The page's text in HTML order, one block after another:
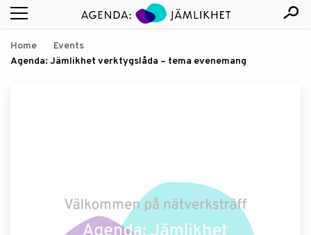
Home
Events
Agenda: Jämlikhet verktygslåda – tema evenemang